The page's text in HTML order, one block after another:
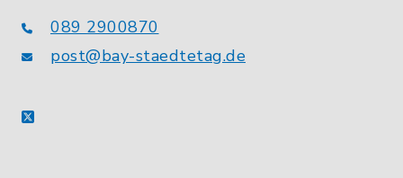
089 2900870
post@bay-staedtetag.de
X